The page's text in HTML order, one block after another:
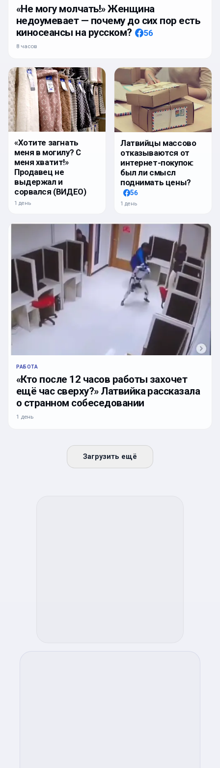
«Не могу молчать!» Женщина
недоумевает — почему до сих пор есть
киносеансы на русском?
56
8 часов
«Хотите загнать
меня в могилу? С
меня хватит!»
Продавец не
выдержал и
сорвался (ВИДЕО)
1 день
Латвийцы массово
отказываются от
интернет-покупок:
был ли смысл
поднимать цены?
56
1 день
РАБОТА
«Кто после 12 часов работы захочет
ещё час сверху?» Латвийка рассказала
о странном собеседовании
1 день
Загрузить ещё